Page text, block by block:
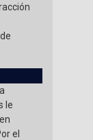
le
el